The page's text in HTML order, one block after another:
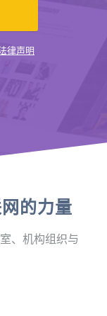
律声明
的力量
、机构组织与